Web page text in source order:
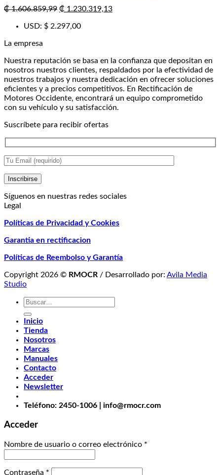
₡1.606.859,99 El
original
₡ 1.230.319,13El
USD: $ 2.297,00
La empresa
Nuestra reputación se basa en la confianza que depositan en
nosotros nuestros clientes, respaldados por la efectividad de
nuestros trabajos y nuestra dedicación en ofrecer soluciones
eficientes y a precios competitivos. En Rectificación de
Motores Occidente, encontrará un equipo comprometido
con su vehículo y su satisfacción.
Suscríbete para recibir ofertas
Síguenos en nuestras redes sociales
Legal
Políticas de Privacidad y Cookies
Garantia en rectificacion
Políticas de Reembolso y Garantía
Copyright 2026 © RMOCR / Desarrollado por: Avila Media
Studio
Buscar
por:
Inicio
Tienda
Nosotros
Marcas
Manuales
Contacto
Acceder
Newsletter
Teléfono: 2450-1006 | info@rmocr.com
Acceder
Nombre de usuario o correo electrónico *
Contraseña *